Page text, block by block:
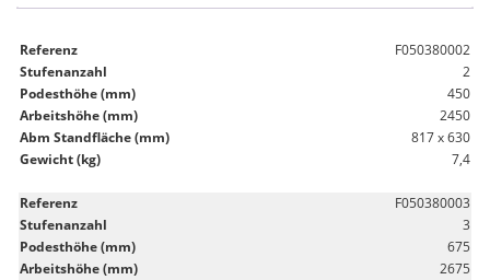
F050380002
2
450
2450
817 x 630
7,4
F050380003
3
675
2675